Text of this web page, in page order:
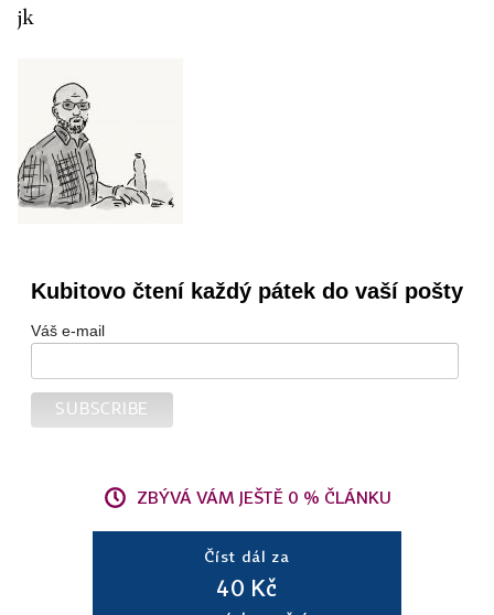
jk
Kubitovo čtení každý pátek do vaší pošty
Váš e-mail
ZBÝVÁ VÁM JEŠTĚ 0 % ČLÁNKU
Číst dál za
40 Kč